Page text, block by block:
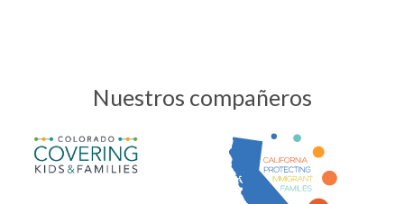
Nuestros compañeros